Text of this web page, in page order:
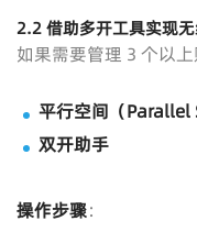
2.2 借助多开工具实现
如果需要管理 3 个以
平行空间（Parallel
双开助手
操作步骤：